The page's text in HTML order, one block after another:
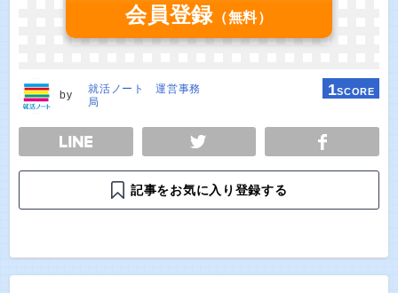
会員登録 （無料）
by
就活ノート 運営事務
局
1SCORE
TWEET
記事をお気に入り登録する